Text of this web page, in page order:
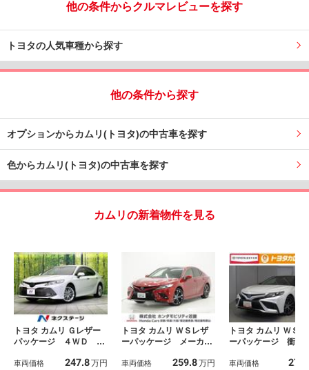
他の条件からクルマレビューを探す
トヨタの人気車種から探す
他の条件から探す
オプションからカムリ(トヨタ)の中古車を探す
色からカムリ(トヨタ)の中古車を探す
カムリの新着物件を見る
トヨタ カムリ Ｇレザー
パッケージ ４ＷＤ 禁
８型ナビ バックカメ
車両価格 247.8万円
トヨタ カムリ ＷＳレザ
ーパッケージ メーカー
ラ ＥＴＣ２．０ 本
車両価格 259.8万円
トヨタ カムリ ＷＳ
ーパッケージ 衝突
本革 アルミ フル
車両価格 275